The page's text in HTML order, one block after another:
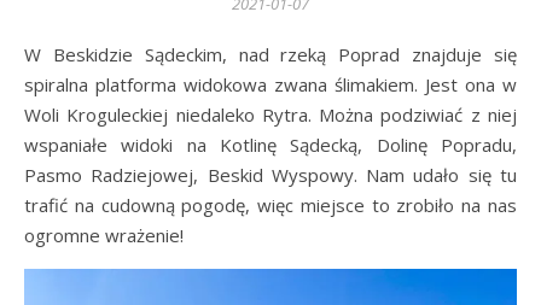
W Beskidzie Sądeckim, nad rzeką Poprad znajduje się
spiralna platforma widokowa zwana ślimakiem. Jest ona w
Woli Kroguleckiej niedaleko Rytra. Można podziwiać z niej
wspaniałe widoki na Kotlinę Sądecką, Dolinę Popradu,
Pasmo Radziejowej, Beskid Wyspowy. Nam udało się tu
trafić na cudowną pogodę, więc miejsce to zrobiło na nas
ogromne wrażenie!